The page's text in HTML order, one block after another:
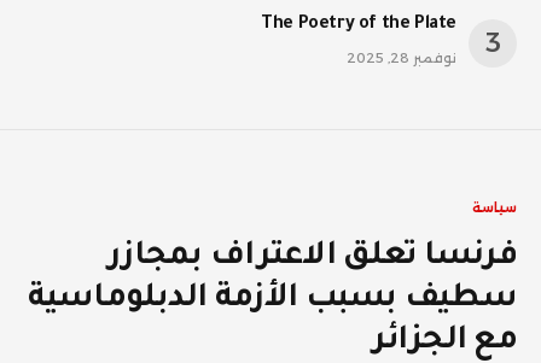
The Poetry of the Plate
نوفمبر 28, 2025
سياسة
فرنسا تعلق الاعتراف بمجازر
سطيف بسبب الأزمة الدبلوماسية
مع الجزائر